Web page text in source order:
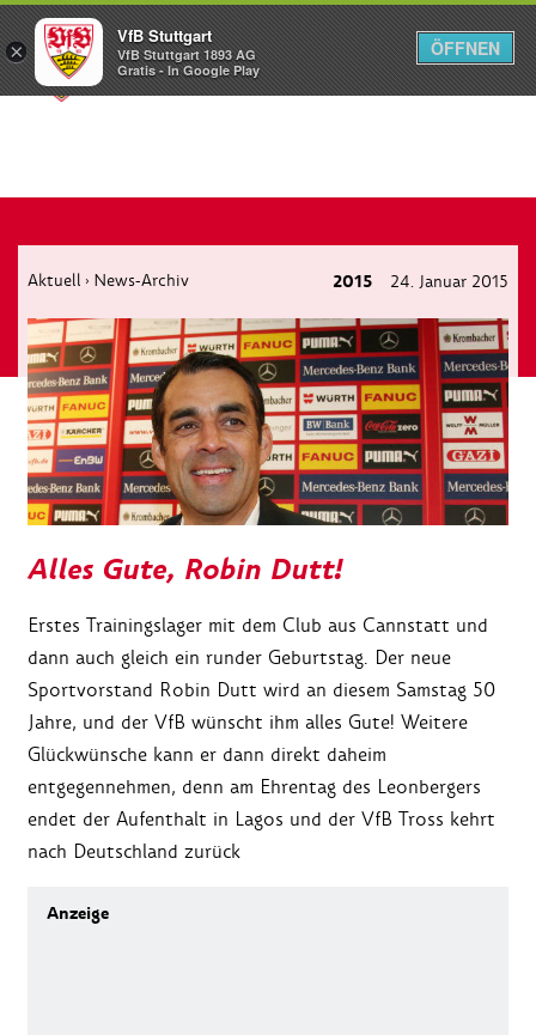
Menü
Aktuell › News-Archiv 2015 24. Januar 2015
Alles Gute, Robin Dutt!
Erstes Trainingslager mit dem Club aus Cannstatt und
dann auch gleich ein runder Geburtstag. Der neue
Sportvorstand Robin Dutt wird an diesem Samstag 50
Jahre, und der VfB wünscht ihm alles Gute! Weitere
Glückwünsche kann er dann direkt daheim
entgegennehmen, denn am Ehrentag des Leonbergers
endet der Aufenthalt in Lagos und der VfB Tross kehrt
nach Deutschland zurück
×
VfB Stuttgart
VfB Stuttgart 1893 AG
Gratis - In Google Play
ÖFFNEN